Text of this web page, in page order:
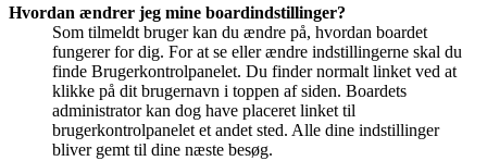
Hvordan ændrer jeg mine boardindstillinger?
Som tilmeldt bruger kan du ændre på, hvordan boardet
fungerer for dig. For at se eller ændre indstillingerne skal du
finde Brugerkontrolpanelet. Du finder normalt linket ved at
klikke på dit brugernavn i toppen af siden. Boardets
administrator kan dog have placeret linket til
brugerkontrolpanelet et andet sted. Alle dine indstillinger
bliver gemt til dine næste besøg.